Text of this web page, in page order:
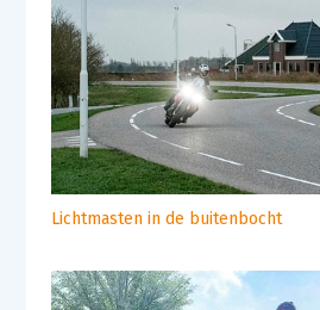
Lichtmasten in de buitenbocht